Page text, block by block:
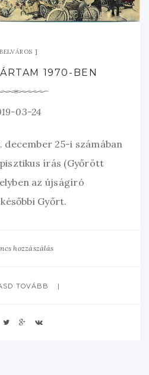
BELVÁROS
1970-BEN
03-24
december 25-i számában
írás (Győrött
az újságíró
Győrt.
hozzászálás
TOVÁBB